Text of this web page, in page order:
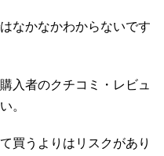
なかなかわからないです
入者のクチコミ・レビュ
。
買うよりはリスクがあり